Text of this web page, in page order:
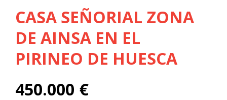
241
261
CASA SEÑORIAL ZONA
DE AINSA EN EL
PIRINEO DE HUESCA
450.000 €